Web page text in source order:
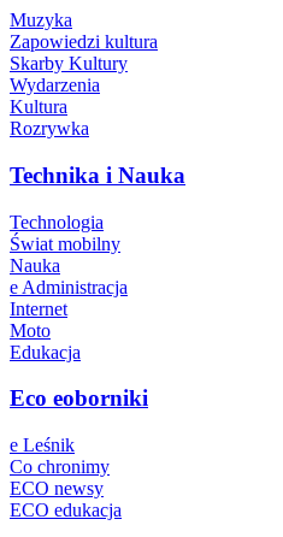
Muzyka
Zapowiedzi kultura
Skarby Kultury
Wydarzenia
Kultura
Rozrywka
Technika i Nauka
Technologia
Świat mobilny
Nauka
e Administracja
Internet
Moto
Edukacja
Eco eoborniki
e Leśnik
Co chronimy
ECO newsy
ECO edukacja